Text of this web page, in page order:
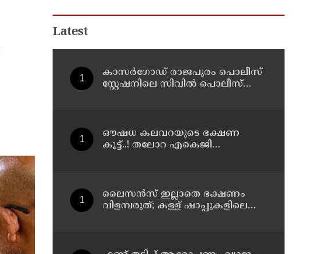
Latest
കാസർഗോഡ് രാജപുരം പൊലീസ്
സ്റ്റേഷനിലെ സിവില്‍ പൊലീസ്
ഔഷധ കലവറയുടെ ഭക്ഷണ
കൂട്ട്..! തലോറ എകെജി
ലൈസന്‍സ് ഇല്ലാതെ ഭക്ഷണം
വിളമ്പരുത്; കള്ള് ഷാപ്പുകളിലെ